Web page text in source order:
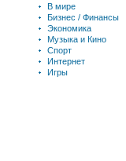
В мире
Бизнес / Финансы
Экономика
Музыка и Кино
Спорт
Интернет
Игры